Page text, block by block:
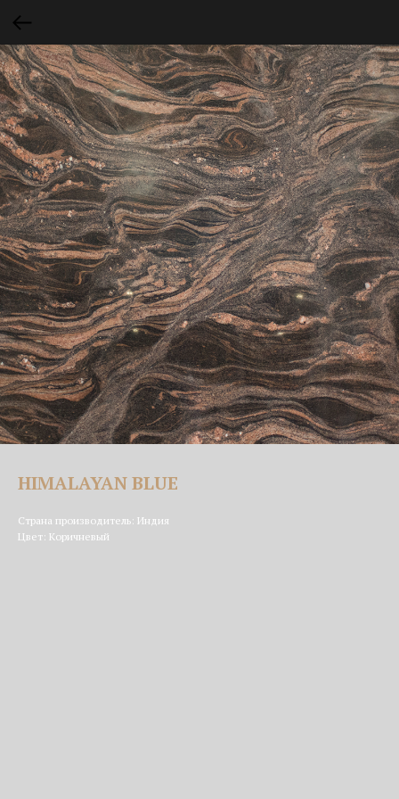
HIMALAYAN BLUE
Страна производитель: Индия
Цвет: Коричневый